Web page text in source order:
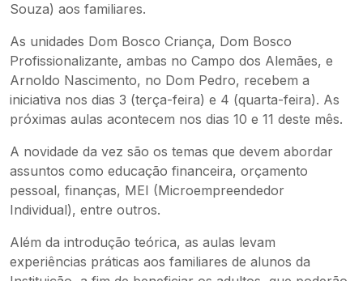
Souza) aos familiares.
As unidades Dom Bosco Criança, Dom Bosco
Profissionalizante, ambas no Campo dos Alemães, e
Arnoldo Nascimento, no Dom Pedro, recebem a
iniciativa nos dias 3 (terça-feira) e 4 (quarta-feira). As
próximas aulas acontecem nos dias 10 e 11 deste mês.
A novidade da vez são os temas que devem abordar
assuntos como educação financeira, orçamento
pessoal, finanças, MEI (Microempreendedor
Individual), entre outros.
Além da introdução teórica, as aulas levam
experiências práticas aos familiares de alunos da